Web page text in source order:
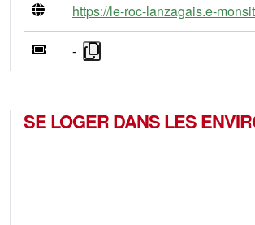
https://le-roc-lanzagais.e-
-
SE LOGER DANS LES